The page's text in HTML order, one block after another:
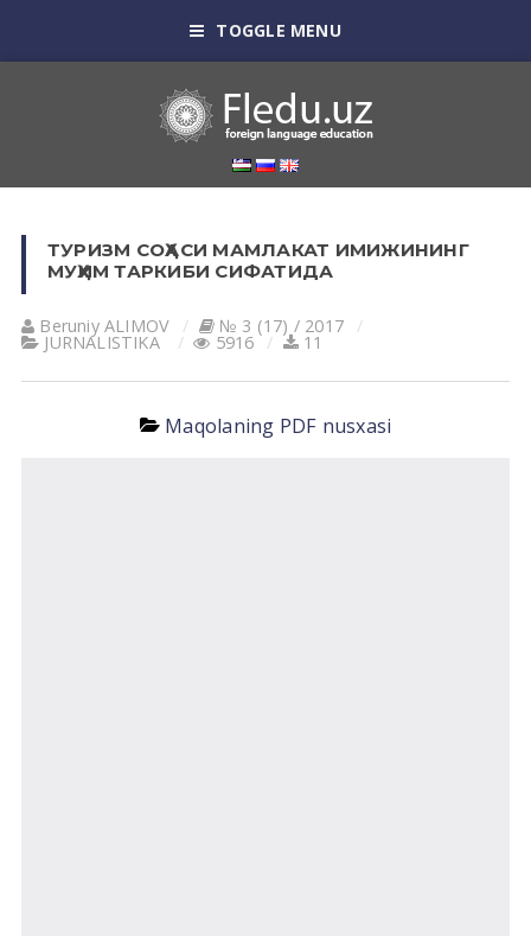
TOGGLE MENU
ТУРИЗМ СОҲАСИ МАМЛАКАТ ИМИЖИНИНГ
МУҲИМ ТАРКИБИ СИФАТИДА
Beruniy ALIMOV № 3 (17) / 2017
JURNALISTIKA 5916 11
Maqolaning PDF nusxasi